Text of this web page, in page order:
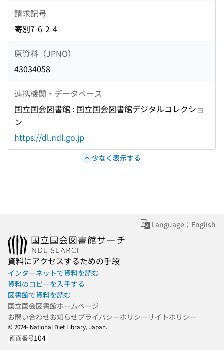
請求記号
寄別7-6-2-4
原資料（JPNO）
43034058
連携機関・データベース
国立国会図書館 : 国立国会図書館デジタルコレクショ
ン
https://dl.ndl.go.jp
少なく表示する
Language：English
資料にアクセスするための手段
インターネットで資料を読む
資料のコピーを入手する
図書館で資料を読む
国立国会図書館ホームページ
お問い合わせお知らせプライバシーポリシーサイトポリシー
© 2024- National Diet Library, Japan.
画面番号104